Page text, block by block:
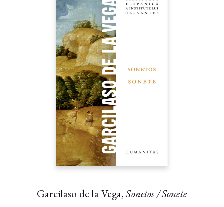
Garcilaso de la Vega,Sonetos / Sonete